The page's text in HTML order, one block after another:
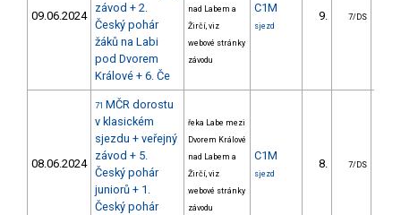
09.06.2024
závod + 2.
Český pohár
žáků na Labi
pod Dvorem
Králové + 6. Če
nad Labem a
Žirčí, viz
webové stránky
závodu
C1M
sjezd
9. 7/DS
08.06.2024
71 MČR dorostu
v klasickém
sjezdu + veřejný
závod + 5.
Český pohár
juniorů + 1.
Český pohár
řeka Labe mezi
Dvorem Králové
nad Labem a
Žirčí, viz
webové stránky
závodu
C1M
sjezd
8. 7/DS